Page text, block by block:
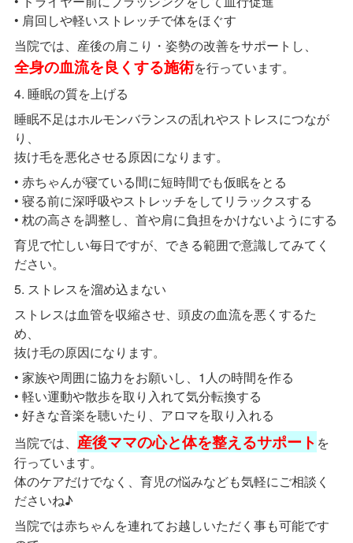
• 肩回しや軽いストレッチで体をほぐす
当院では、産後の肩こり・姿勢の改善をサポートし、
全身の血流を良くする施術を行っています。
4. 睡眠の質を上げる
睡眠不足はホルモンバランスの乱れやストレスにつなが
り、
抜け毛を悪化させる原因になります。
• 赤ちゃんが寝ている間に短時間でも仮眠をとる
• 寝る前に深呼吸やストレッチをしてリラックスする
• 枕の高さを調整し、首や肩に負担をかけないようにする
育児で忙しい毎日ですが、できる範囲で意識してみてく
ださい。
5. ストレスを溜め込まない
ストレスは血管を収縮させ、頭皮の血流を悪くするた
め、
抜け毛の原因になります。
• 家族や周囲に協力をお願いし、1人の時間を作る
• 軽い運動や散歩を取り入れて気分転換する
• 好きな音楽を聴いたり、アロマを取り入れる
当院では、 産後ママの心と体を整えるサポート を
行っています。
体のケアだけでなく、育児の悩みなども気軽にご相談く
ださいね♪
当院では赤ちゃんを連れてお越しいただく事も可能です